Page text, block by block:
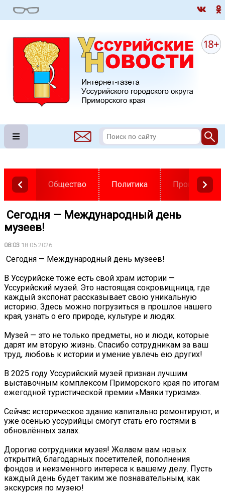
Общество Политика
️ Сегодня — Международный день
музеев!
08:03 18.05.2026
️ Сегодня — Международный день музеев!
В Уссурийске тоже есть свой храм истории —
Уссурийский музей. Это настоящая сокровищница, где
каждый экспонат рассказывает свою уникальную
историю. Здесь можно погрузиться в прошлое нашего
края, узнать о его природе, культуре и людях.
Музей — это не только предметы, но и люди, которые
дарят им вторую жизнь. Спасибо сотрудникам за ваш
труд, любовь к истории и умение увлечь ею других!
В 2025 году Уссурийский музей признан лучшим
выставочным комплексом Приморского края по итогам
ежегодной туристической премии «Маяки туризма».
Сейчас историческое здание капитально ремонтируют, и
уже осенью уссурийцы смогут стать его гостями в
обновлённых залах.
Дорогие сотрудники музея! Желаем вам новых
открытий, благодарных посетителей, пополнения
фондов и неизменного интереса к вашему делу. Пусть
каждый день будет таким же познавательным, как
экскурсия по музею!